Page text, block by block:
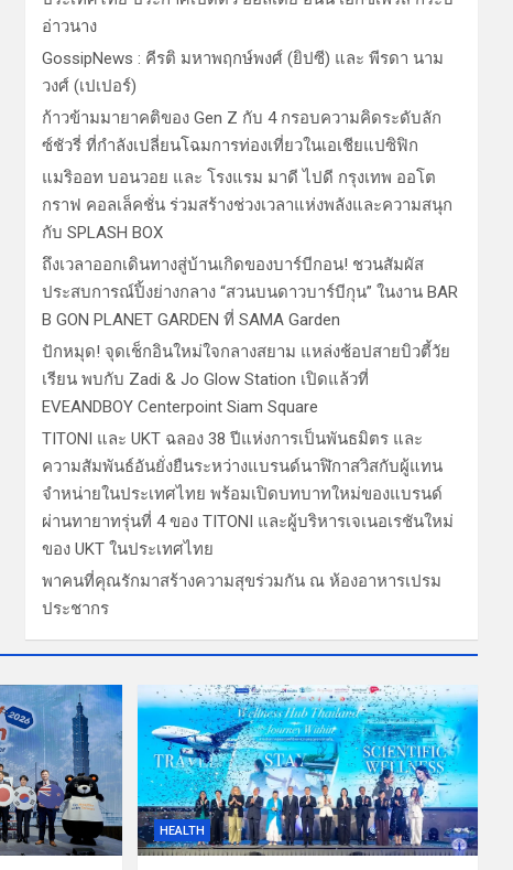
อ่าวนาง
GossipNews : คีรติ มหาพฤกษ์พงศ์ (ยิปซี) และ พีรดา นาม
วงศ์ (เปเปอร์)
ก้าวข้ามมายาคติของ Gen Z กับ 4 กรอบความคิดระดับลัก
ซ์ชัวรี่ ที่กำลังเปลี่ยนโฉมการท่องเที่ยวในเอเชียแปซิฟิก
แมริออท บอนวอย และ โรงแรม มาดี ไปดี กรุงเทพ ออโต
กราฟ คอลเล็คชั่น ร่วมสร้างช่วงเวลาแห่งพลังและความสนุก
กับ SPLASH BOX
ถึงเวลาออกเดินทางสู่บ้านเกิดของบาร์บีกอน! ชวนสัมผัส
ประสบการณ์ปิ้งย่างกลาง “สวนบนดาวบาร์บีกุน” ในงาน BAR
B GON PLANET GARDEN ที่ SAMA Garden
ปักหมุด! จุดเช็กอินใหม่ใจกลางสยาม แหล่งช้อปสายบิวตี้วัย
เรียน พบกับ Zadi & Jo Glow Station เปิดแล้วที่
EVEANDBOY Centerpoint Siam Square
TITONI และ UKT ฉลอง 38 ปีแห่งการเป็นพันธมิตร และ
ความสัมพันธ์อันยั่งยืนระหว่างแบรนด์นาฬิกาสวิสกับผู้แทน
จำหน่ายในประเทศไทย พร้อมเปิดบทบาทใหม่ของแบรนด์
ผ่านทายาทรุ่นที่ 4 ของ TITONI และผู้บริหารเจเนอเรชันใหม่
ของ UKT ในประเทศไทย
พาคนที่คุณรักมาสร้างความสุขร่วมกัน ณ ห้องอาหารเปรม
ประชากร
HEALTH